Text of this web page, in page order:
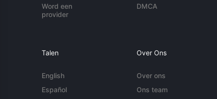
Word een
provider
DMCA
Talen
English
Español
Over Ons
Over ons
Ons team